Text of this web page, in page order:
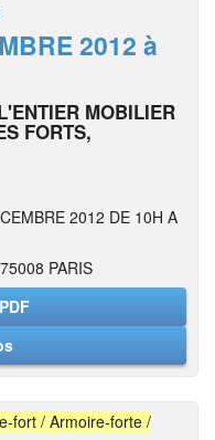
2012 à
MOBILIER
FORTS,
2012 DE 10H A
PARIS
fort / Armoire-forte /